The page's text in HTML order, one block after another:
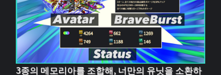
3종의 메모리아를 조합해, 너만의 유닛을 소환하